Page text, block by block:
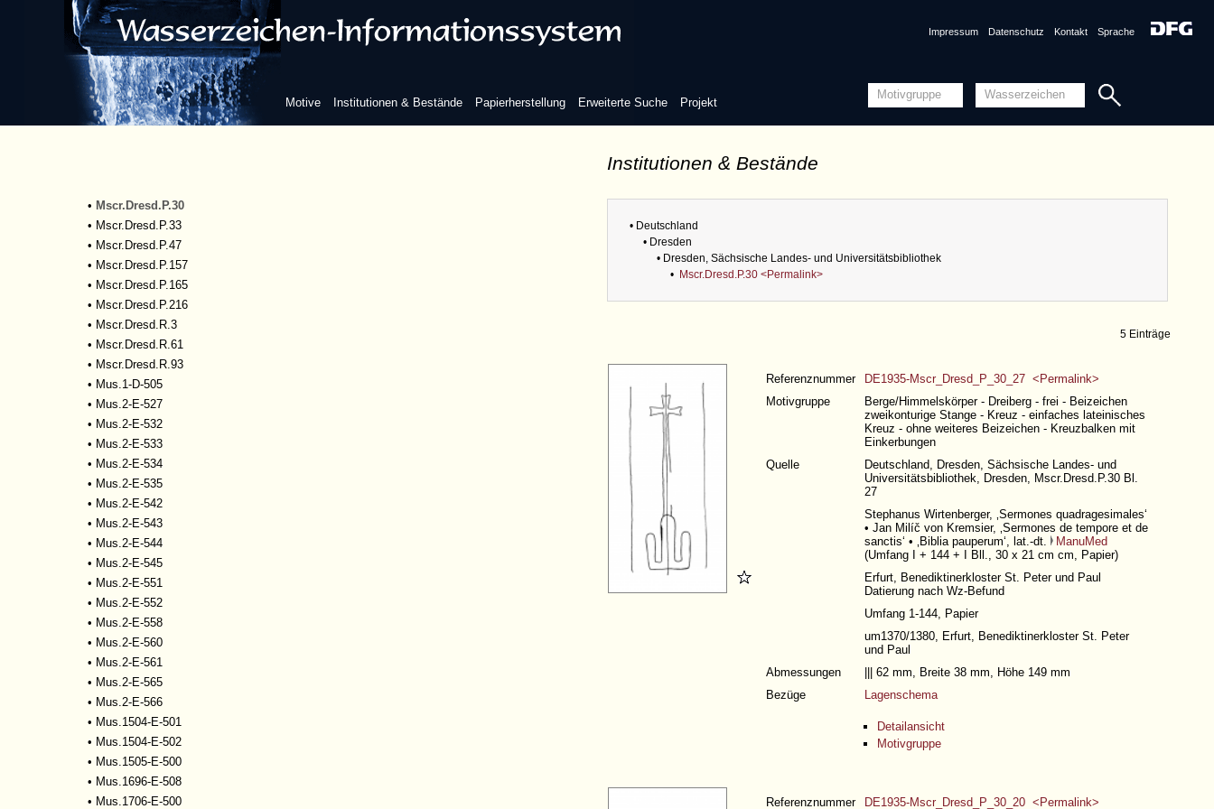
Motive Institutionen & Bestände Papierherstellung Erweiterte Suche Projekt
Impressum Datenschutz Kontakt Sprache
Institutionen & Bestände
•Mscr.Dresd.Ob.6
•Mscr.Dresd.Ob.11
•Mscr.Dresd.Ob.13
•Mscr.Dresd.Ob.21
•Mscr.Dresd.Ob.25
•Mscr.Dresd.Ob.28
•Mscr.Dresd.Ob.44
• Mscr.Dresd.P.30
• Mscr.Dresd.P.33
• Mscr.Dresd.P.47
• Mscr.Dresd.P.157
• Mscr.Dresd.P.165
• Mscr.Dresd.P.216
• Mscr.Dresd.R.3
• Mscr.Dresd.R.61
• Mscr.Dresd.R.93
• Mus.1-D-505
• Mus.2-E-527
• Mus.2-E-532
• Mus.2-E-533
• Mus.2-E-534
• Mus.2-E-535
• Mus.2-E-542
• Mus.2-E-543
• Mus.2-E-544
• Mus.2-E-545
• Mus.2-E-551
• Mus.2-E-552
• Mus.2-E-558
• Mus.2-E-560
• Mus.2-E-561
• Mus.2-E-565
• Mus.2-E-566
• Mus.1504-E-501
• Mus.1504-E-502
• Mus.1505-E-500
• Mus.1696-E-508
• Mus.1706-E-500
• Deutschland
• Dresden
• Dresden, Sächsische Landes- und Universitätsbibliothek
• Mscr.Dresd.P.30 <Permalink>
5 Einträge
Referenznummer
DE1935-Mscr_Dresd_P_30_27 <Permalink>
Motivgruppe
Berge/Himmelskörper - Dreiberg - frei - Beizeichen
zweikonturige Stange - Kreuz - einfaches lateinisches
Kreuz - ohne weiteres Beizeichen - Kreuzbalken mit
Einkerbungen
Quelle
Deutschland, Dresden, Sächsische Landes- und
Universitätsbibliothek, Dresden, Mscr.Dresd.P.30 Bl.
27
Stephanus Wirtenberger, ‚Sermones quadragesimales‘
• Jan Milíč von Kremsier, ‚Sermones de tempore et de
sanctis‘ • ‚Biblia pauperum‘, lat.-dt.
ManuMed
(Umfang I + 144 + I Bll., 30 x 21 cm cm, Papier)
Erfurt, Benediktinerkloster St. Peter und Paul
Datierung nach Wz-Befund
Umfang 1-144, Papier
um1370/1380, Erfurt, Benediktinerkloster St. Peter
und Paul
Abmessungen
||| 62 mm, Breite 38 mm, Höhe 149 mm
Bezüge
Lagenschema
Detailansicht
Motivgruppe
Referenznummer DE1935-Mscr_Dresd_P_30_20 <Permalink>